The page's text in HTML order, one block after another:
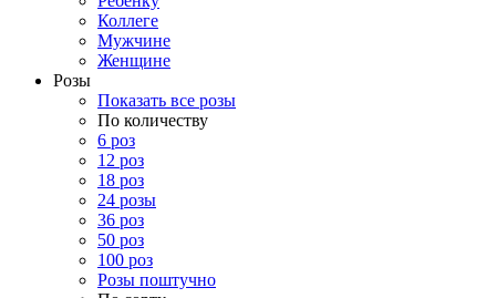
Коллеге
Мужчине
Женщине
Розы
Показать все розы
По количеству
6 роз
12 роз
18 роз
24 розы
36 роз
50 роз
100 роз
Розы поштучно